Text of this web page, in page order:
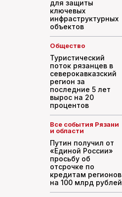
для защиты
ключевых
инфраструктурных
объектов
Общество
Туристический
поток рязанцев в
северокавказский
регион за
последние 5 лет
вырос на 20
процентов
Все события Рязани
и области
Путин получил от
«Единой России»
просьбу об
отсрочке по
кредитам регионов
на 100 млрд рублей